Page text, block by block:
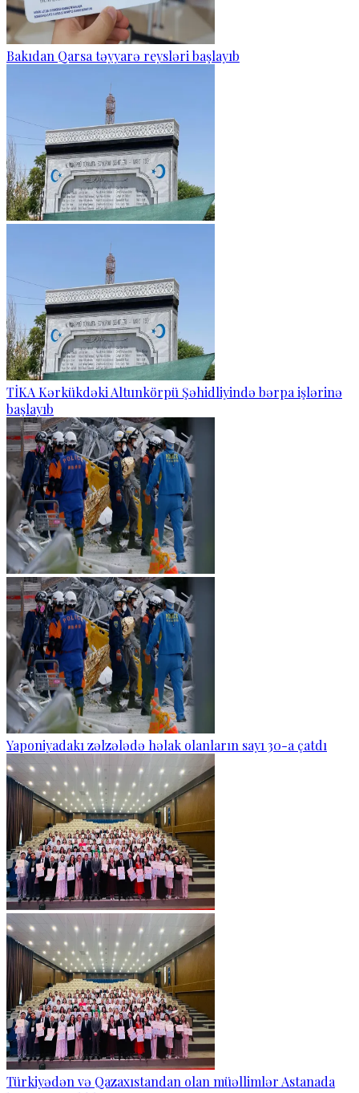
Bakıdan Qarsa təyyarə reysləri başlayıb
TİKA Kərkükdəki Altunkörpü Şəhidliyində bərpa işlərinə
başlayıb
Yaponiyadakı zəlzələdə həlak olanların sayı 30-a çatdı
Türkiyədən və Qazaxıstandan olan müəllimlər Astanada